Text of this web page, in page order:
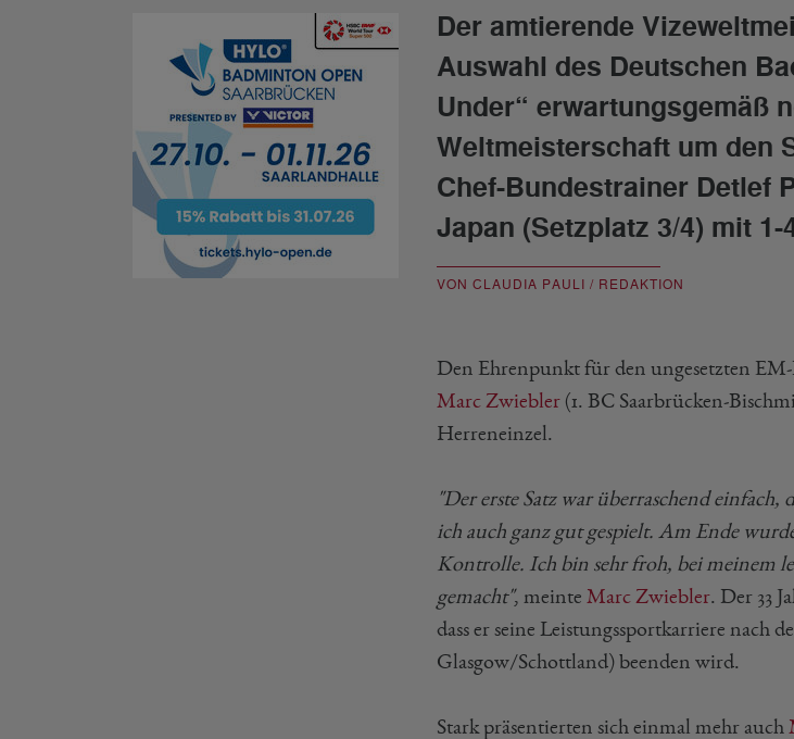
Der amtierende
Auswahl des Deutschen
Under“ erwartungsgemäß
Weltmeisterschaft um den
Chef-Bundestrainer Detlef
Japan (Setzplatz 3/4) mit 1-
VON CLAUDIA PAULI / REDAKTION
Den Ehrenpunkt für den ungesetzten
Marc Zwiebler (1. BC Saarbrücken-
Herreneinzel.
"Der erste Satz war überraschend
ich auch ganz gut gespielt. Am Ende
Kontrolle. Ich bin sehr froh, bei meinem
gemacht", meinte Marc Zwiebler. Der 33
dass er seine Leistungssportkarriere nach
Glasgow/Schottland) beenden wird.
Stark präsentierten sich einmal mehr auch